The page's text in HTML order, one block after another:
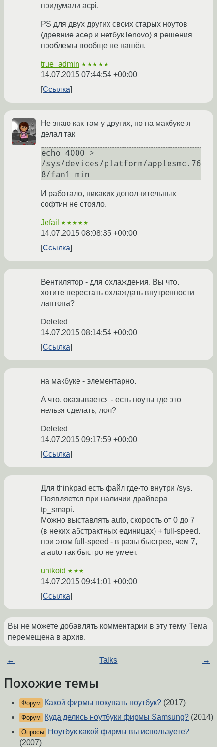
придумали acpi.
PS для двух других своих старых ноутов
(древние асер и нетбук lenovo) я решения
проблемы вообще не нашёл.
true_admin ★★★★★
14.07.2015 07:44:54 +00:00
Ссылка
Не знаю как там у других, но на макбуке я
делал так
echo 4000 >
/sys/devices/platform/applesmc.76
И работало, никаких дополнительных
софтин не стояло.
Jefail ★★★★★
14.07.2015 08:08:35 +00:00
Ссылка
Вентилятор - для охлаждения. Вы что,
хотите перестать охлаждать внутренности
лаптопа?
Deleted
14.07.2015 08:14:54 +00:00
Ссылка
на макбуке - элементарно.
А что, оказывается - есть ноуты где это
нельзя сделать, лол?
Deleted
14.07.2015 09:17:59 +00:00
Ссылка
Для thinkpad есть файл где-то внутри /sys.
Появляется при наличии драйвера
tp_smapi.
Можно выставлять auto, скорость от 0 до 7
(в неких абстрактных единицах) + full-speed,
при этом full-speed - в разы быстрее, чем 7,
а auto так быстро не умеет.
unikoid ★★★
14.07.2015 09:41:01 +00:00
Ссылка
Вы не можете добавлять комментарии в эту тему. Тема
перемещена в архив.
← Talks →
Похожие темы
Форум Какой фирмы покупать ноутбук? (2017)
Форум Куда делись ноутбуки фирмы Samsung? (2014)
Опросы
Ноутбук какой фирмы вы используете?
(2007)